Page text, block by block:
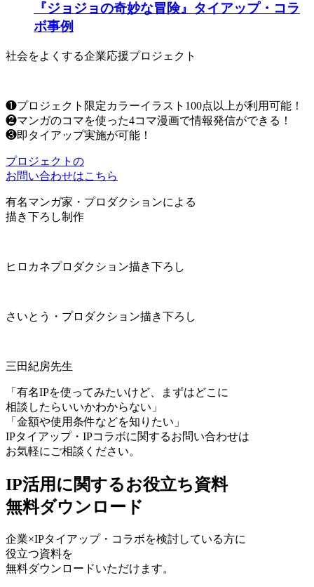
『ジョジョの奇妙な冒険』タイアップ・コラ
ボ事例
社会をよくする企業応援プロジェクト
❶プロジェクト限定カラーイラスト100点以上が利用可能！
❷マンガのコマを使った4コマ漫画で情報発信ができる！
❸即タイアップ実施が可能！
プロジェクトの
お問い合わせはこちら
有名マンガ家・プロダクションによる
描き下ろし制作
ヒロカネプロダクション描き下ろし
さいとう・プロダクション描き下ろし
三⽥紀房先生
「有名IPを使ってみたいけど、まずはどこに
相談したらいいかわからない」
「金額や使用条件などを知りたい」
IPタイアップ・IPコラボに関するお問い合わせは
お気軽にご相談ください。
IP活用に関するお役立ち資料
無料ダウンロード
企業×IPタイアップ・コラボを検討している方に
役立つ資料を
無料ダウンロードいただけます。